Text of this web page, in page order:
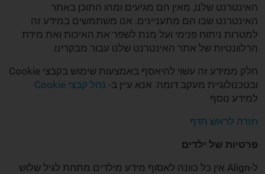
האינטרנט שלנו, מאין הם מגיעים ומהו התוכן באתר
האינטרנט שבו הם מתעניינים. אנו משתמשים במידע זה
למטרות ניתוח פנימי ועל מנת לשפר את האיכות ואת מידת
הרלוונטיות של אתר האינטרנט שלנו עבור מבקרינו.
חלק ממידע זה עשוי להיאסף באמצעות שימוש בקבצי Cookie
ובטכנולוגיית מעקב דומה. אנא עיין ב- נהל קבצי Cookie
למידע נוסף
חזרה לראש הדף
פרטיות של ילדים
ל-Align אין כל כוונה לאסוף מידע מילדים מתחת לגיל שלוש